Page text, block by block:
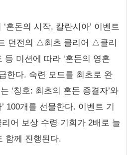
혼돈의 시작, 칼란시아’ 이벤트
던전의 △최초 클리어 △클리
미션에 따라 ‘혼돈의 영혼
한다. 숙련 모드를 최초로 완
‘칭호: 최초의 혼돈 종결자’와
100개를 선물한다. 이벤트 기
어 보상 수령 기회가 2배로 늘
함께 진행된다.